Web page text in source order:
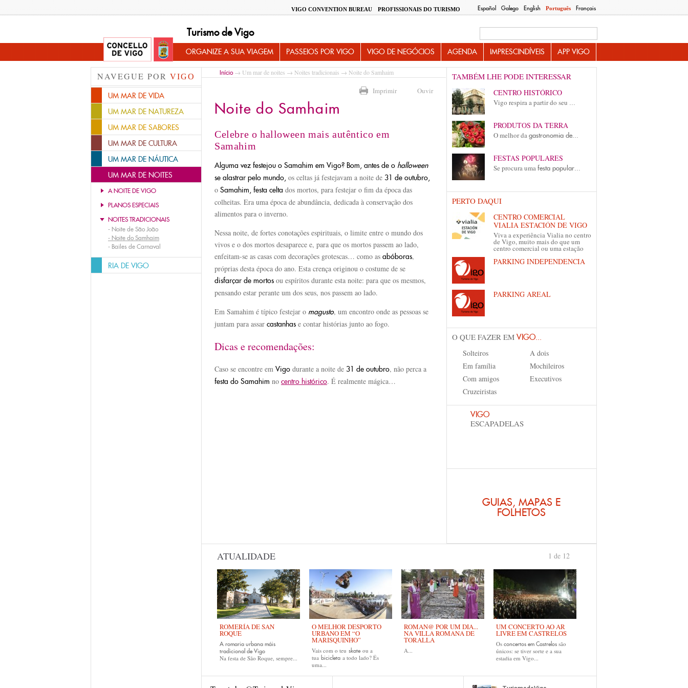
Español Galego English Português Français
VIGO CONVENTION BUREAU PROFISSIONAIS DO TURISMO
Turismo de Vigo
ORGANIZE A SUA VIAGEM PASSEIOS POR VIGO VIGO DE NEGÓCIOS AGENDA IMPRESCINDÍVEIS APP VIGO
NAVEGUE POR VIGO
UM MAR DE VIDA
UM MAR DE NATUREZA
UM MAR DE SABORES
UM MAR DE CULTURA
UM MAR DE NÁUTICA
UM MAR DE NOITES
A NOITE DE VIGO
PLANOS ESPECIAIS
NOITES TRADICIONAIS
- Noite de São João
- Noite do Samhaim
- Bailes de Carnaval
RIA DE VIGO
Início→ Um mar de noites → Noites tradicionais → Noite do Samhaim
Imprimir Ouvir
Noite do Samhaim
Celebre o halloween mais autêntico em
Samahim
Alguma vez festejou o Samahim em Vigo? Bom, antes de o halloween
se alastrar pelo mundo, os celtas já festejavam a noite de 31 de outubro,
o Samahim, festa celta dos mortos, para festejar o fim da época das
colheitas. Era uma época de abundância, dedicada à conservação dos
alimentos para o inverno.
Nessa noite, de fortes conotações espirituais, o limite entre o mundo dos
vivos e o dos mortos desaparece e, para que os mortos passem ao lado,
enfeitam-se as casas com decorações grotescas… como as abóboras,
próprias desta época do ano. Esta crença originou o costume de se
disfarçar de mortos ou espíritos durante esta noite: para que os mesmos,
pensando estar perante um dos seus, nos passem ao lado.
Em Samahim é típico festejar o magusto, um encontro onde as pessoas se
juntam para assar castanhas e contar histórias junto ao fogo.
Dicas e recomendações:
Caso se encontre em Vigo durante a noite de 31 de outubro, não perca a
festa do Samahim no centro histórico. É realmente mágica…
TAMBÉM LHE PODE INTERESSAR
CENTRO HISTÓRICO
Vigo respira a partir do seu ...
PRODUTOS DA TERRA
O melhor dagastronomia de...
FESTAS POPULARES
Se procura umafesta popular...
PERTO DAQUI
CENTRO COMERCIAL
VIALIA ESTACIÓN DE VIGO
Viva a experiência Vialia no centro
de Vigo, muito mais do que um
centro comercial ou uma estação
PARKING INDEPENDENCIA
PARKING AREAL
O QUE FAZER EM VIGO...
Solteiros
A dois
Em família
Mochileiros
Com amigos
Executivos
Cruzeiristas
VIGO
ESCAPADELAS
GUIAS, MAPAS E
FOLHETOS
ATUALIDADE
ROMERÍA DE SAN
ROQUE
A romaria urbana máis
tradicional de Vigo
Na festa de São Roque, sempre...
O MELHOR DESPORTO
URBANO EM “O
MARISQUINHO”
Vais com o teu skateou a
tua bicicleta a todo lado? És
uma...
ROMAN@ POR UM DIA...
NA VILLA ROMANA DE
TORALLA
A...
UM CONCERTO AO AR
LIVRE EM CASTRELOS
Os concertos em Castrelos são
únicos: se tiver sorte e a sua
estadia em Vigo...
1 de 12